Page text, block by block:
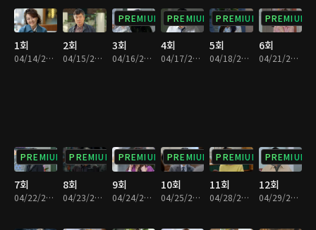
1회
04/14/2025 • 29분
2회
04/15/2025 • 29분
PREMIUM
3회
04/16/2025 • 29분
PREMIUM
4회
04/17/2025 • 29분
PREMIUM
5회
04/18/2025 • 29분
PREMIUM
6회
04/21/2025 • 29분
PREMIUM
7회
04/22/2025 • 29분
PREMIUM
8회
04/23/2025 • 29분
PREMIUM
9회
04/24/2025 • 29분
PREMIUM
10회
04/25/2025 • 29분
PREMIUM
11회
04/28/2025 • 28분
PREMIUM
12회
04/29/2025 • 29분